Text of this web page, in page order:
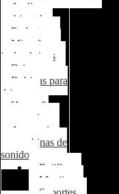
Audio
ambiental
Parlantes
Microfonos
inalambricos
Drivers
Bobinas para
drivers
Horns &
accessorios
Accesorios
para cabinas de
sonido
Rejillas
Manijas